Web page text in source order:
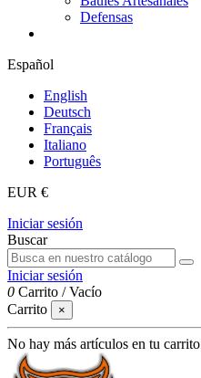
Defensas
Español
English
Deutsch
Français
Italiano
Português
EUR €
Iniciar sesión
Buscar
Iniciar sesión
0 Carrito /Vacío
Carrito
×
No hay más artículos en tu carrito